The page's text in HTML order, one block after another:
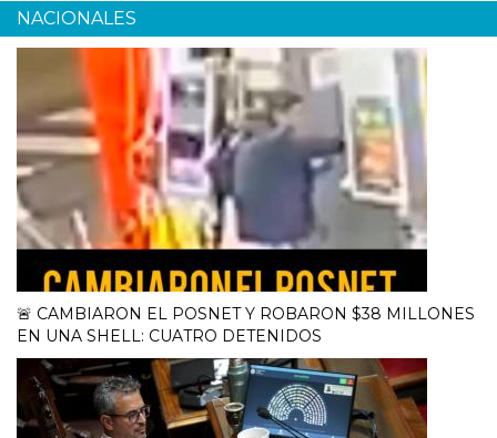
NACIONALES
🚨 CAMBIARON EL POSNET Y ROBARON $38 MILLONES
EN UNA SHELL: CUATRO DETENIDOS